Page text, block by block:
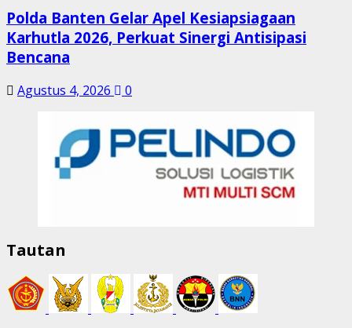
Polda Banten Gelar Apel Kesiapsiagaan
Karhutla 2026, Perkuat Sinergi Antisipasi
Bencana
Agustus 4, 2026 0
Tautan